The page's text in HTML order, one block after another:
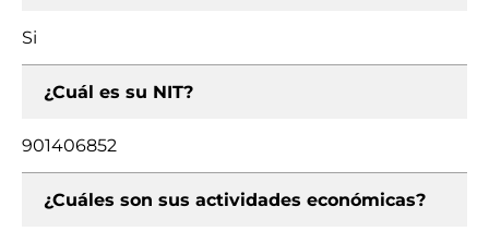
Si
¿Cuál es su NIT?
901406852
¿Cuáles son sus actividades económicas?